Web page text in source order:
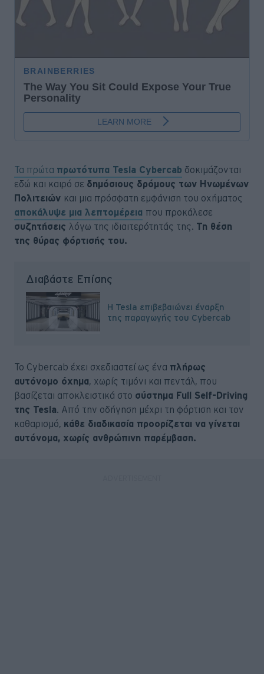
Τα πρώτα πρωτότυπα Tesla Cybercab δοκιμάζονται
εδώ και καιρό σε δημόσιους δρόμους των Ηνωμένων
Πολιτειών και μια πρόσφατη εμφάνιση του οχήματος
αποκάλυψε μια λεπτομέρεια που προκάλεσε
συζητήσεις λόγω της ιδιαιτερότητάς της. Τη θέση
της θύρας φόρτισής του.
Διαβάστε Επίσης
Η Tesla επιβεβαιώνει έναρξη
της παραγωγής του Cybercab
Το Cybercab έχει σχεδιαστεί ως ένα πλήρως
αυτόνομο όχημα , χωρίς τιμόνι και πεντάλ, που
βασίζεται αποκλειστικά στο σύστημα Full Self-Driving
της Tesla . Από την οδήγηση μέχρι τη φόρτιση και τον
καθαρισμό, κάθε διαδικασία προορίζεται να γίνεται
αυτόνομα, χωρίς ανθρώπινη παρέμβαση.